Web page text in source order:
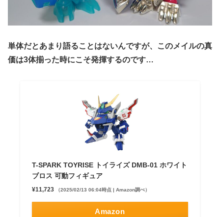
単体だとあまり語ることはないんですが、このメイルの真
価は3体揃った時にこそ発揮するのです…
T-SPARK TOYRISE トイライズ DMB-01 ホワイト
ブロス 可動フィギュア
¥11,723 （2025/02/13 06:04時点 | Amazon調べ）
Amazon